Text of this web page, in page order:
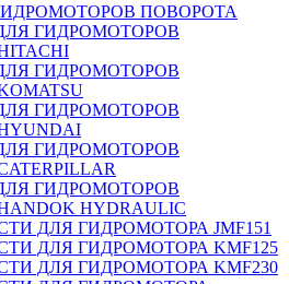
ПОВОРОТА
ГИДРОМОТОРОВ
ГИДРОМОТОРОВ
ГИДРОМОТОРОВ
ГИДРОМОТОРОВ
ГИДРОМОТОРОВ
HYDRAULIC
ДЛЯ ГИДРОМОТОРА JMF151
ДЛЯ ГИДРОМОТОРА KMF125
ДЛЯ ГИДРОМОТОРА KMF230